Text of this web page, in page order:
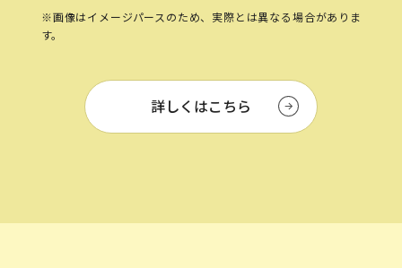
※画像はイメージパースのため、実際とは異なる場合がありま
す。
詳しくはこちら